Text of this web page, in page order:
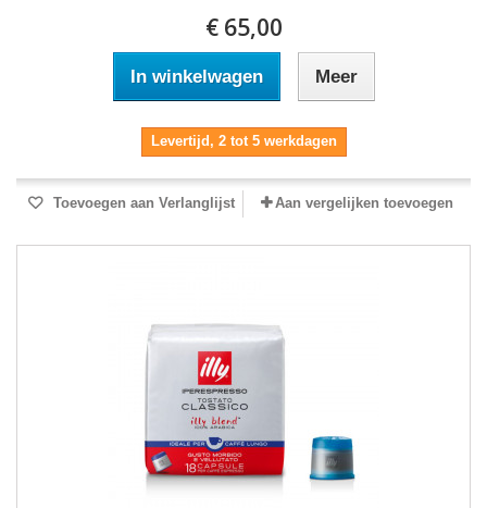
€ 65,00
In winkelwagen Meer
Levertijd, 2 tot 5 werkdagen
Toevoegen aan Verlanglijst Aan vergelijken toevoegen